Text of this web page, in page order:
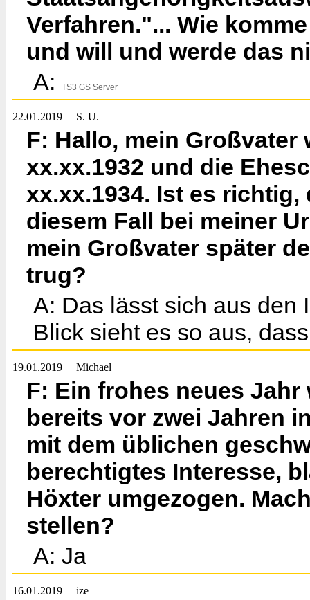
Verfahren."... Wie
und will und werde das
A:
TS3 GS Server
22.01.2019 S. U.
F: Hallo, mein
xx.xx.1932 und die
xx.xx.1934. Ist es
diesem Fall bei meiner
mein Großvater später
trug?
A: Das lässt sich aus den
Blick sieht es so aus,
19.01.2019 Michael
F: Ein frohes neues
bereits vor zwei Jahren
mit dem üblichen
berechtigtes Interesse,
Höxter umgezogen.
stellen?
A: Ja
16.01.2019 ize